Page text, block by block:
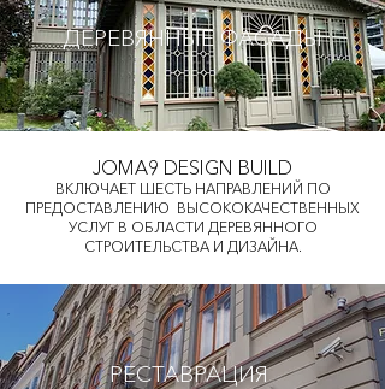
ДЕРЕВЯННЫЕ ФАСАДЫ
JOMA9 DESIGN BUILD
ВКЛЮЧАЕТ ШЕСТЬ НАПРАВЛЕНИЙ ПО
ПРЕДОСТАВЛЕНИЮ ВЫСОКОКАЧЕСТВЕННЫХ
УСЛУГ В ОБЛАСТИ ДЕРЕВЯННОГО
СТРОИТЕЛЬСТВА И ДИЗАЙНА.
РЕСТАВРАЦИЯ